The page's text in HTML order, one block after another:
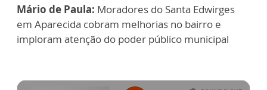
Mário de Paula: Moradores do Santa Edwirges
em Aparecida cobram melhorias no bairro e
imploram atenção do poder público municipal